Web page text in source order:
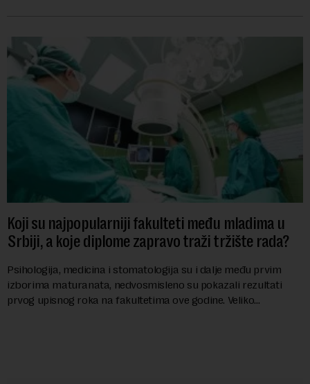
Koji su najpopularniji fakulteti među mladima u
Srbiji, a koje diplome zapravo traži tržište rada?
Psihologija, medicina i stomatologija su i dalje među prvim
izborima maturanata, nedvosmisleno su pokazali rezultati
prvog upisnog roka na fakultetima ove godine. Veliko